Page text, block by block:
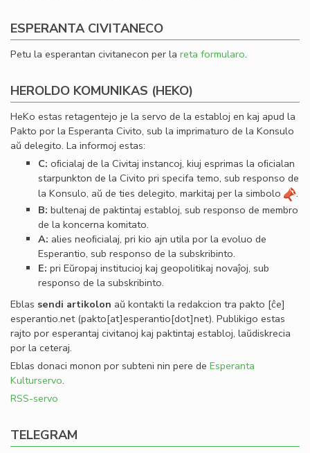
ESPERANTA CIVITANECO
Petu la esperantan civitanecon per la reta formularo.
HEROLDO KOMUNIKAS (HEKO)
HeKo estas retagentejo je la servo de la establoj en kaj apud la
Pakto por la Esperanta Civito, sub la imprimaturo de la Konsulo
aŭ delegito. La informoj estas:
C: oﬁcialaj de la Civitaj instancoj, kiuj esprimas la oﬁcialan
starpunkton de la Civito pri specifa temo, sub responso de
la Konsulo, aŭ de ties delegito, markitaj per la simbolo
.
B: bultenaj de paktintaj establoj, sub responso de membro
de la koncerna komitato.
A: alies neoﬁcialaj, pri kio ajn utila por la evoluo de
Esperantio, sub responso de la subskribinto.
E: pri Eŭropaj institucioj kaj geopolitikaj novaĵoj, sub
responso de la subskribinto.
Eblas sendi artikolon aŭ kontakti la redakcion tra pakto [ĉe]
esperantio.net(pakto[at]esperantio[dot]net). Publikigo estas
rajto por esperantaj civitanoj kaj paktintaj establoj, laŭdiskrecia
por la ceteraj.
Eblas donaci monon por subteni nin pere de Esperanta
Kulturservo.
RSS-servo
TELEGRAM